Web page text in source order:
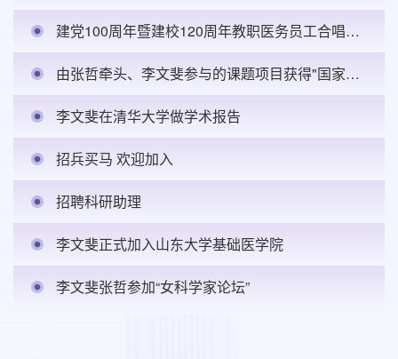
建党100周年暨建校120周年教职医务员工合唱比赛
由张哲牵头、李文斐参与的课题项目获得"国家重点研发计划拟培育项目”一等资助
李文斐在清华大学做学术报告
招兵买马 欢迎加入
招聘科研助理
李文斐正式加入山东大学基础医学院
李文斐张哲参加“女科学家论坛”